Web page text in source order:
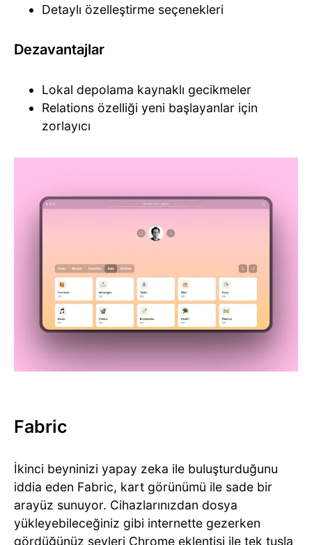
Detaylı özelleştirme seçenekleri
Dezavantajlar
Lokal depolama kaynaklı gecikmeler
Relations özelliği yeni başlayanlar için
zorlayıcı
Fabric
İkinci beyninizi yapay zeka ile buluşturduğunu
iddia eden Fabric, kart görünümü ile sade bir
arayüz sunuyor. Cihazlarınızdan dosya
yükleyebileceğiniz gibi internette gezerken
gördüğünüz şeyleri Chrome eklentisi ile tek tuşla